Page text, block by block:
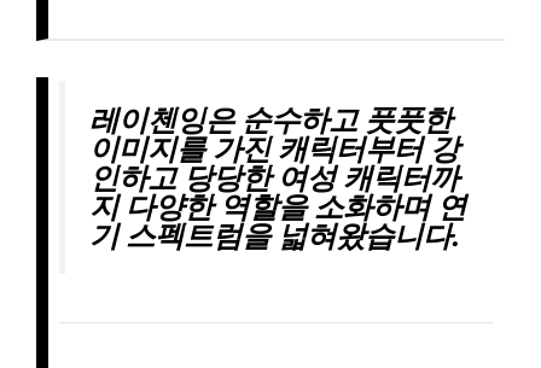
레이첸잉은 순수하고 풋풋한
이미지를 가진 캐릭터부터 강
인하고 당당한 여성캐릭터까
지 다양한 역할을 소화하며 연
기 스펙트럼을 넓혀왔습니다.